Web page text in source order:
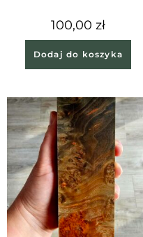
100,00 zł
Dodaj do koszyka